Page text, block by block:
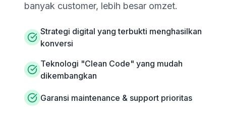
banyak customer, lebih besar omzet.
Strategi digital yang terbukti menghasilkan
konversi
Teknologi "Clean Code" yang mudah
dikembangkan
Garansi maintenance & support prioritas